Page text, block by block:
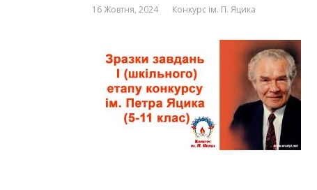
16 Жовтня, 2024 Конкурс ім. П. Яцика